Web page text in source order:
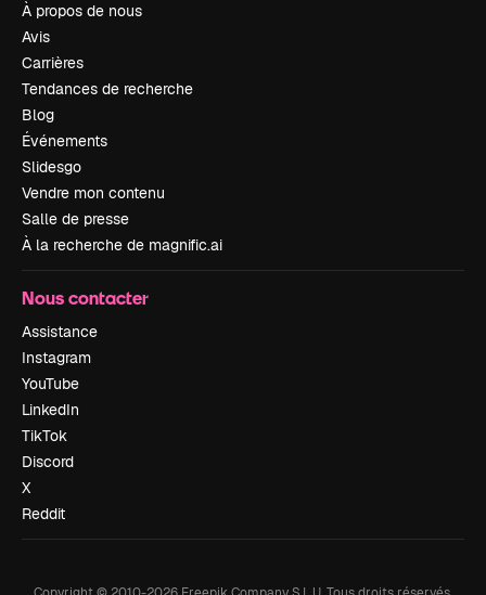
À propos de nous
Avis
Carrières
Tendances de recherche
Blog
Événements
Slidesgo
Vendre mon contenu
Salle de presse
À la recherche de magnific.ai
Nous contacter
Assistance
Instagram
YouTube
LinkedIn
TikTok
Discord
X
Reddit